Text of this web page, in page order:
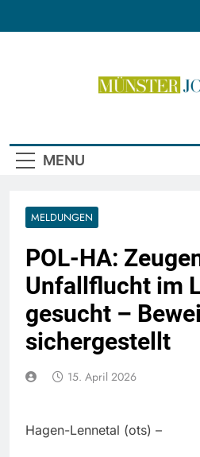
MENU
MELDUNGEN
POL-HA:
Unfallflucht im
gesucht –
sichergestellt
15. April 2026
Hagen-Lennetal (ots) –